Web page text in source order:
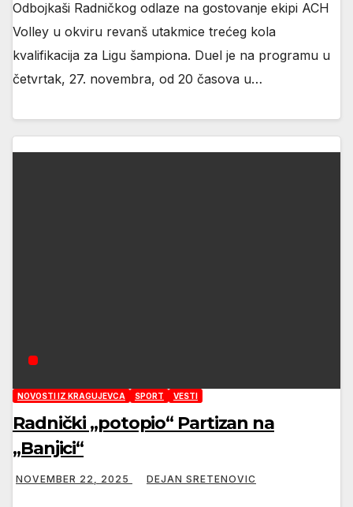
Odbojkaši Radničkog odlaze na gostovanje ekipi ACH
Volley u okviru revanš utakmice trećeg kola
kvalifikacija za Ligu šampiona. Duel je na programu u
četvrtak, 27. novembra, od 20 časova u…
NOVOSTI IZ KRAGUJEVCA SPORT VESTI
Radnički „potopio“ Partizan na
„Banjici“
NOVEMBER 22, 2025 DEJAN SRETENOVIC